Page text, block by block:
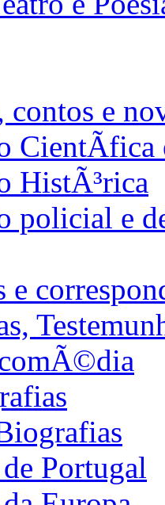
contos e
CientÃ­fica
HistÃ³rica
policial e
e
Portugal